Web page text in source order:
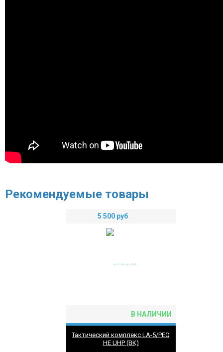
Рекомендуемые товары
5 500 руб
В НАЛИЧИИ
Тактический комплекс LA-5/PEQ
НЕ UHP (BK)